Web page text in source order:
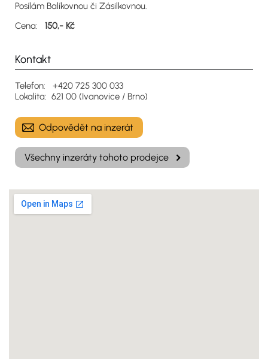
Posílám Balíkovnou či Zásilkovnou.
Cena: 150,- Kč
Kontakt
Telefon: +420 725 300 033
Lokalita: 621 00 (Ivanovice / Brno)
Odpovědět na inzerát
Všechny inzeráty tohoto prodejce